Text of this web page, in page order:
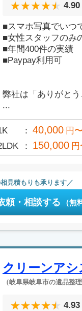
4.90
■スマホ写真でいつ
■女性スタッフのみ
■年間400件の実績
■Paypay利用可
弊社は「ありがと
...
40,000 円〜
150,000
見積もりも承ります
頼・相談する （無
クリーンアシ
（岐阜県岐阜市の遺品整理
4.93